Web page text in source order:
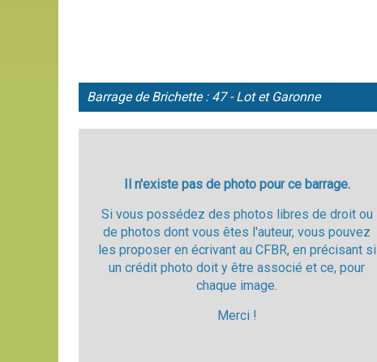
Barrage deBrichette : 47 - Lot et Garonne
Il n'existe pas de photo pour ce barrage.
Si vous possédez des photos libres de droit ou
de photos dont vous êtes l'auteur, vous pouvez
les proposer en écrivant au CFBR, en précisant si
un crédit photo doit y être associé et ce, pour
chaque image.
Merci !